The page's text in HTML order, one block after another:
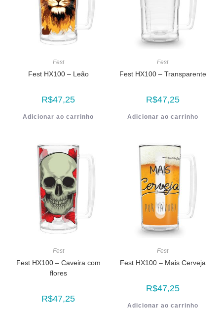
Fest
Fest HX100 – Leão
R$47,25
Adicionar ao carrinho
Fest
Fest HX100 – Transparente
R$47,25
Adicionar ao carrinho
Fest
Fest HX100 – Caveira com
flores
R$47,25
Fest
Fest HX100 – Mais Cerveja
R$47,25
Adicionar ao carrinho